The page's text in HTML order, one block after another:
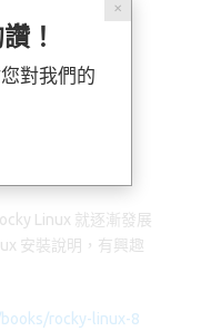
分
享
Linux 就逐漸發展
安裝說明，有興趣
rocky-linux-8
✕
！
對我們的